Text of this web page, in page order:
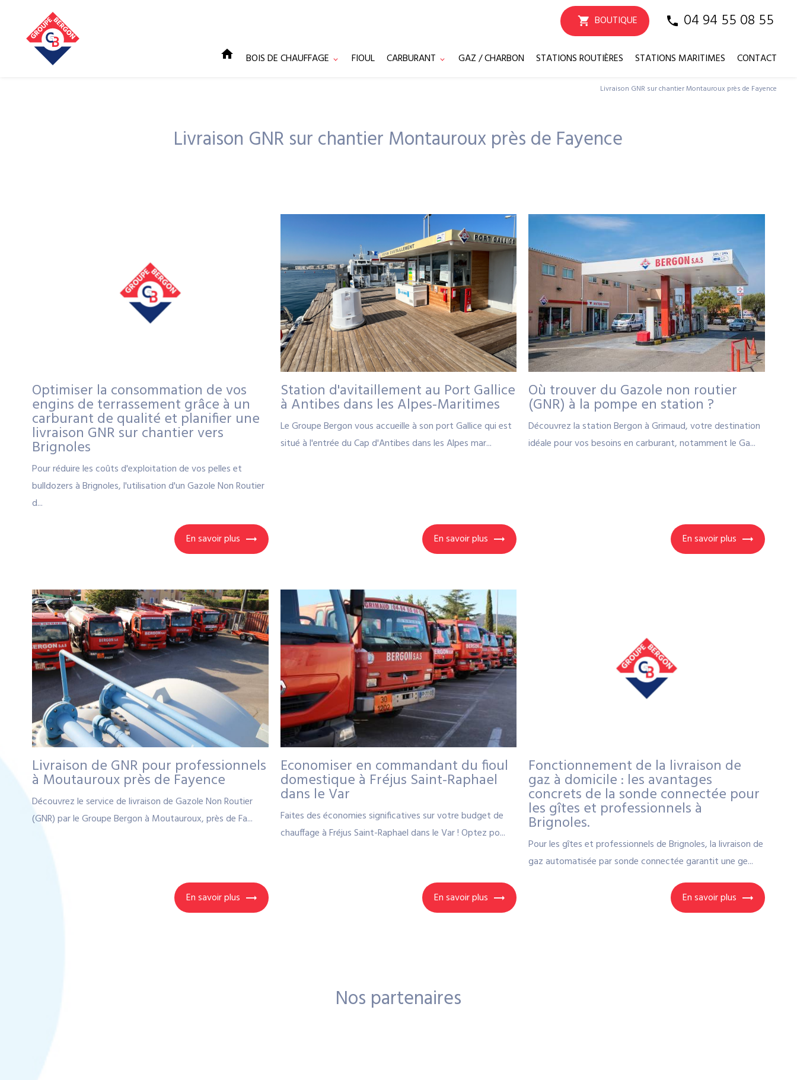
BOUTIQUE 04 94 55 08 55
home BOIS DE CHAUFFAGE FIOUL CARBURANT GAZ / CHARBON STATIONS ROUTIÈRES STATIONS MARITIMES CONTACT
Livraison GNR sur chantier Montauroux près de Fayence
Livraison GNR sur chantier Montauroux près de Fayence
Optimiser la consommation de vos
engins de terrassement grâce à un
carburant de qualité et planifier une
livraison GNR sur chantier vers
Brignoles
Pour réduire les coûts d'exploitation de vos pelles et
bulldozers à Brignoles, l'utilisation d'un Gazole Non Routier
d...
En savoir plus
Station d'avitaillement au Port Gallice
à Antibes dans les Alpes-Maritimes
Le Groupe Bergon vous accueille à son port Gallice qui est
situé à l'entrée du Cap d'Antibes dans les Alpes mar...
En savoir plus
Où trouver du Gazole non routier
(GNR) à la pompe en station ?
Découvrez la station Bergon à Grimaud, votre destination
idéale pour vos besoins en carburant, notamment le Ga...
En savoir plus
Livraison de GNR pour professionnels
à Moutauroux près de Fayence
Découvrez le service de livraison de Gazole Non Routier
(GNR) par le Groupe Bergon à Moutauroux, près de Fa...
En savoir plus
Economiser en commandant du fioul
domestique à Fréjus Saint-Raphael
dans le Var
Faites des économies significatives sur votre budget de
chauffage à Fréjus Saint-Raphael dans le Var ! Optez po...
En savoir plus
Fonctionnement de la livraison de
gaz à domicile : les avantages
concrets de la sonde connectée pour
les gîtes et professionnels à
Brignoles.
Pour les gîtes et professionnels de Brignoles, la livraison de
gaz automatisée par sonde connectée garantit une ge...
En savoir plus
Nos partenaires